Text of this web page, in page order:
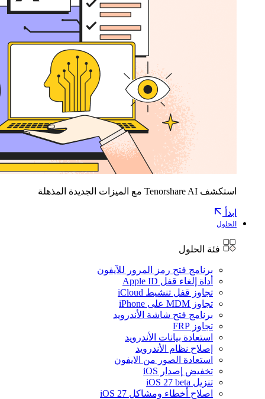
استكشف Tenorshare AI مع الميزات الجديدة المذهلة
ابدأ
الحلول
فئة الحلول
برنامج فتح رمز المرور للآيفون
أداة إلغاء قفل Apple ID
تجاوز قفل تنشيط iCloud
تجاوز MDM على iPhone
برنامج فتح شاشة الأندرويد
تجاوز FRP
استعادة بيانات الأندرويد
إصلاح نظام الأندرويد
استعادة الصور من الايفون
تخفيض إصدار iOS
تنزيل iOS 27 beta
اصلاح أخطاء ومشاكل iOS 27